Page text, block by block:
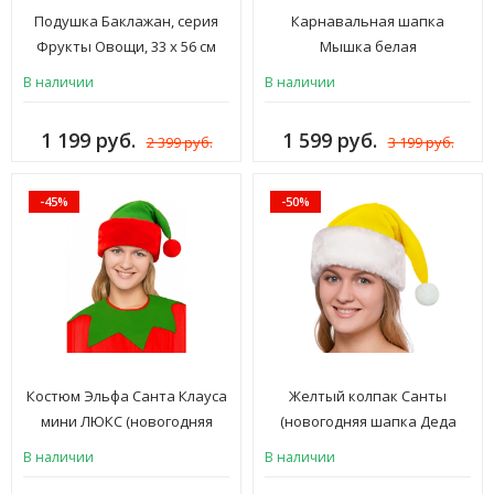
Подушка Баклажан, серия
Фрукты Овощи, 33 х 56 см
В наличии
1 199 руб. 2 399 руб.
Карнавальная шапка
Мышка белая
В наличии
1 599 руб. 3 199 руб.
-45%
Костюм Эльфа Санта Клауса
мини ЛЮКС (новогодняя
В наличии
-50%
Желтый колпак Санты
(новогодняя шапка Деда
В наличии